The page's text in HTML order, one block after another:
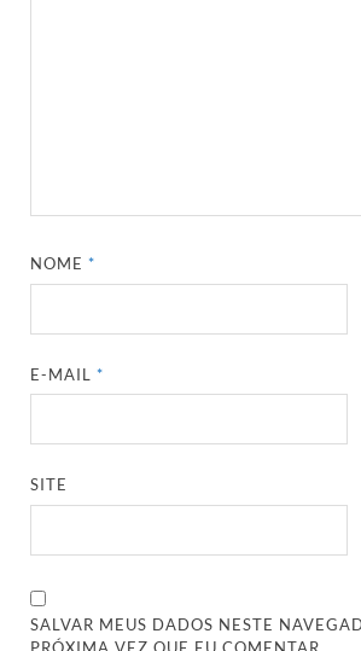
NOME*
E-MAIL*
SITE
SALVAR MEUS DADOS NESTE